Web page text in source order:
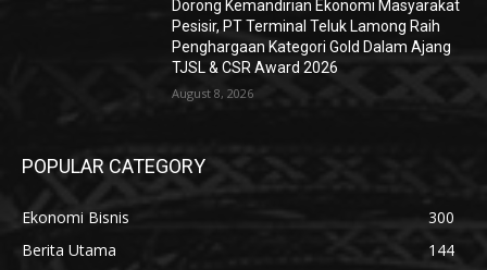
Dorong Kemandirian Ekonomi Masyarakat
Pesisir, PT Terminal Teluk Lamong Raih
Penghargaan Kategori Gold Dalam Ajang
TJSL & CSR Award 2026
August 8, 2026
POPULAR CATEGORY
Ekonomi Bisnis
300
Berita Utama
144